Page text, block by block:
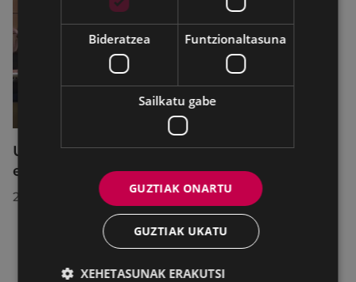
Udalbatzak 2026ko uztailaren 27an
egindako bilkuran hartutako erabakiak
2026/07/28
Bideratzea Funtzionaltasuna
Sailkatu gabe
GUZTIAK ONARTU
GUZTIAK UKATU
XEHETASUNAK ERAKUTSI